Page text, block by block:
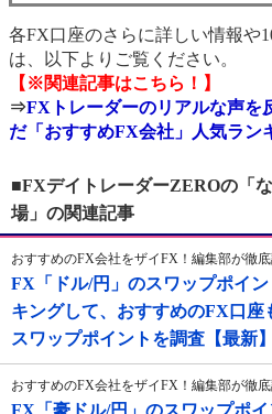
各FX口座のさらに詳しい情報や
は、以下よりご覧ください。
【※関連記事はこちら！】
⇒FXトレーダーのリアルな声を
だ「おすすめFX会社」人気ラン
■FXデイトレーダーZEROの「
場」の関連記事
おすすめのFX会社をザイFX！編集部が徹底
FX「ドル/円」のスワップポイ
キングして、おすすめのFX口座
スワップポイントを調査【最新】
おすすめのFX会社をザイFX！編集部が徹底
FX「豪ドル/円」のスワップポ